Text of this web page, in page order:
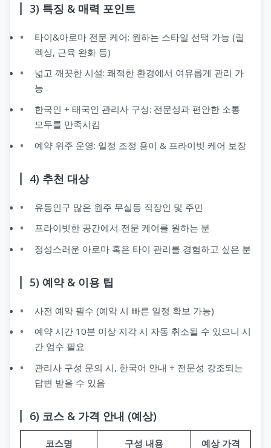
3) 특징 & 매력 포인트
타이&아로마 전문 케어: 원하는 스타일 선택 가능 (릴
렉싱, 근육 완화 등)
넓고 깨끗한 시설: 쾌적한 환경에서 여유롭게 관리 가
능
한국인 + 태국인 관리사 구성: 전문성과 편안한 소통
모두를 만족시킴
예약 위주 운영: 일정 조정 용이 & 프라이빗 케어 보장
4) 추천 대상
유동인구 많은 원주 무실동 직장인 및 주민
프라이빗한 공간에서 전문 케어를 원하는 분
정성스러운 아로마 혹은 타이 관리를 경험하고 싶은 분
5) 예약 & 이용 팁
사전 예약 필수 (예약 시 빠른 일정 확보 가능)
예약 시간 10분 이상 지각 시 자동 취소될 수 있으니 시
간 엄수 필요
관리사 구성 문의 시, 한국어 안내 + 전문성 강조되는
답변 받을 수 있음
6) 코스 & 가격 안내 (예상)
코스명 구성 내용 예상 가격